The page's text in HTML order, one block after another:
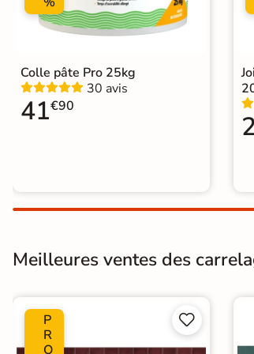
Colle pâte Pro 25kg
30 avis
41€90
Meilleures ventes des
P
R
O

